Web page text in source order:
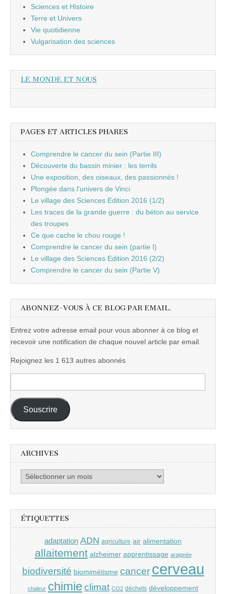
Sciences et Histoire
Terre et Univers
Vie quotidienne
Vulgarisation des sciences
LE MONDE ET NOUS
PAGES ET ARTICLES PHARES
Comprendre le cancer du sein (Partie III)
Découverte du bassin minier : les terrils
Une exposition, des oiseaux, des passionnés !
Plongée dans l'univers de Vinci
Le village des Sciences Edition 2016 (1/2)
Les traces de la grande guerre : du béton au service
des troupes
Ce que cache le chou rouge !
Comprendre le cancer du sein (partie I)
Le village des Sciences Edition 2016 (2/2)
Comprendre le cancer du sein (Partie V)
ABONNEZ-VOUS À CE BLOG PAR EMAIL.
Entrez votre adresse email pour vous abonner à ce blog et
recevoir une notification de chaque nouvel article par email.
Rejoignez les 1 613 autres abonnés
e-
mail :
Souscrire
ARCHIVES
Archives
ÉTIQUETTES
adaptation ADN agriculture air alimentation
allaitement alzheimer apprentissage araignée
biodiversité biomimétisme cancer cerveau
chaleur chimieclimat CO2 déchets développement